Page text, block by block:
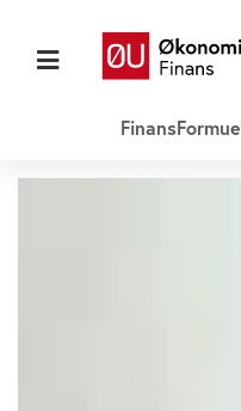
FinansFormue